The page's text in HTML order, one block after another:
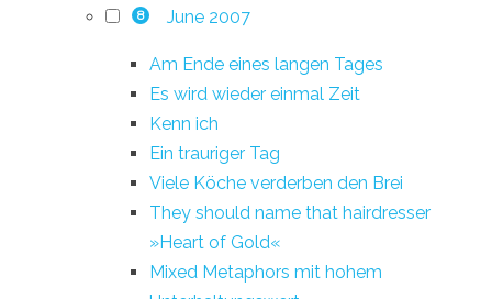
8 June 2007
Am Ende eines langen Tages
Es wird wieder einmal Zeit
Kenn ich
Ein trauriger Tag
Viele Köche verderben den Brei
They should name that hairdresser
»Heart of Gold«
Mixed Metaphors mit hohem